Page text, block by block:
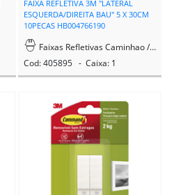
FAIXA REFLETIVA 3M "LATERAL
ESQUERDA/DIREITA BAU" 5 X 30CM
10PECAS HB004766190
Faixas Refletivas Caminhao / Moto
Cod: 405895 - Caixa: 1